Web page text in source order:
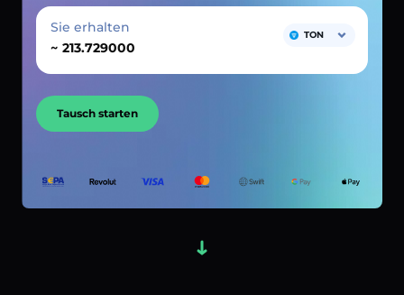
Sie erhalten
~
TON
Tausch starten